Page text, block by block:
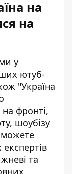
на
на
у
ютуб-
"Україна
фронті,
шоубізу
можете
та